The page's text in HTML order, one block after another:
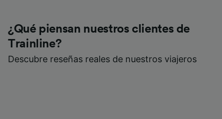
¿Qué piensan nuestros clientes de
Trainline?
Descubre reseñas reales de nuestros viajeros